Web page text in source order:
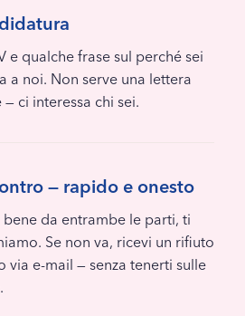
e qualche frase sul perché sei
a noi. Non serve una lettera
— ci interessa chi sei.
— rapido e onesto
bene da entrambe le parti, ti
Se non va, ricevi un rifiuto
via e-mail — senza tenerti sulle